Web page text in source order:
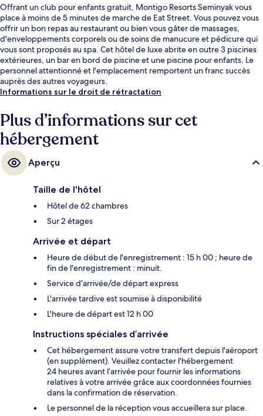
Offrant un club pour enfants gratuit, Montigo Resorts Seminyak vous
place à moins de 5 minutes de marche de Eat Street. Vous pouvez vous
offrir un bon repas au restaurant ou bien vous gâter de massages,
d'enveloppements corporels ou de soins de manucure et pédicure qui
vous sont proposés au spa. Cet hôtel de luxe abrite en outre 3 piscines
extérieures, un bar en bord de piscine et une piscine pour enfants. Le
personnel attentionné et l'emplacement remportent un franc succès
auprès des autres voyageurs.
Informations sur le droit de rétractation
Plus d’informations sur cet
hébergement
Aperçu
Taille de l'hôtel
Hôtel de 62 chambres
Sur 2 étages
Arrivée et départ
Heure de début de l'enregistrement : 15 h 00 ; heure de
fin de l'enregistrement : minuit.
Service d’arrivée/de départ express
L'arrivée tardive est soumise à disponibilité
L'heure de départ est 12 h 00
Instructions spéciales d’arrivée
Cet hébergement assure votre transfert depuis l'aéroport
(en supplément). Veuillez contacter l'hébergement
24 heures avant l’arrivée pour fournir les informations
relatives à votre arrivée grâce aux coordonnées fournies
dans la confirmation de réservation.
Le personnel de la réception vous accueillera sur place.